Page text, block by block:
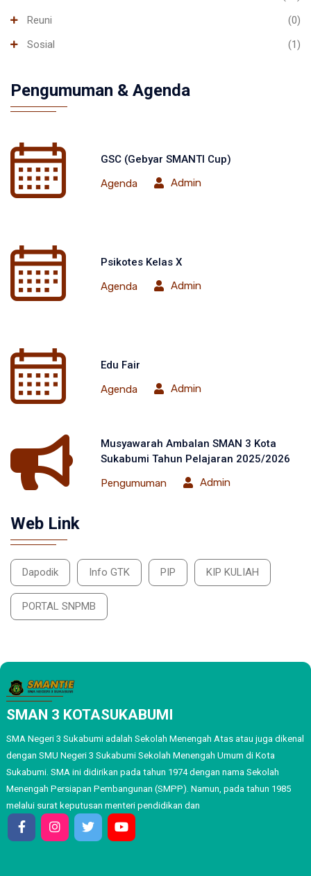
Reuni
(0)
Sosial
(1)
Pengumuman & Agenda
GSC (Gebyar SMANTI Cup)
Agenda
Admin
Psikotes Kelas X
Agenda
Admin
Edu Fair
Agenda
Admin
Musyawarah Ambalan SMAN 3 Kota
Sukabumi Tahun Pelajaran 2025/2026
Pengumuman
Admin
Web Link
Dapodik Info GTK PIP KIP KULIAH
PORTAL SNPMB
SMAN 3 KOTASUKABUMI
SMA Negeri 3 Sukabumi adalah Sekolah Menengah Atas atau juga dikenal
dengan SMU Negeri 3 Sukabumi Sekolah Menengah Umum di Kota
Sukabumi. SMA ini didirikan pada tahun 1974 dengan nama Sekolah
Menengah Persiapan Pembangunan (SMPP). Namun, pada tahun 1985
melalui surat keputusan menteri pendidikan dan